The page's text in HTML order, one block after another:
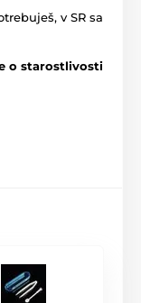
v SR sa
o starostlivosti